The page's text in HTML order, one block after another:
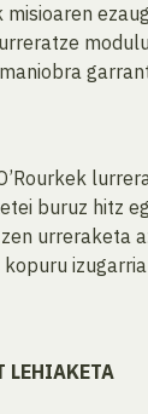
misioaren
buruz hitz
urreraketa
LEHIAKETA